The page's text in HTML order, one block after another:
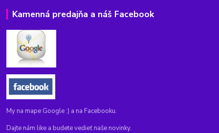
Kamenná predajňa a náš Facebook
My na mape Google :) a na Facebooku.
Dajte nám like a budete vedieť naše novinky.